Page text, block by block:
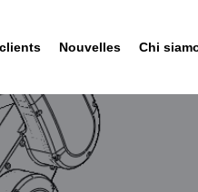
Nouvelles Chi